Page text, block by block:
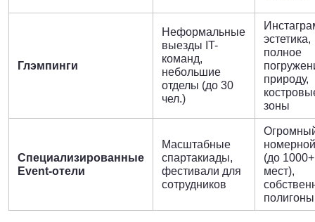
Глэмпинги
Неформальные
выезды IT-
команд,
небольшие
отделы (до 30
чел.)
эстетика,
полное
природу,
зоны
Специализированные
Event-отели
Масштабные
спартакиады,
фестивали для
сотрудников
(до 1000+
мест),
полигоны